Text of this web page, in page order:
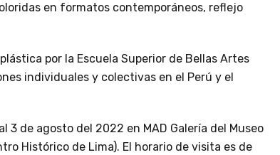
en formatos contemporáneos, reflejo
por la Escuela Superior de Bellas Artes
individuales y colectivas en el Perú y el
3 de agosto del 2022 en MAD Galería del Museo
Histórico de Lima). El horario de visita es de